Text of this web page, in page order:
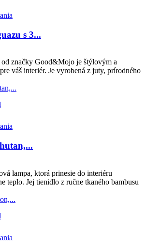
s 3...
od značky Good&Mojo je štýlovým a
váš interiér. Je vyrobená z juty, prírodného
lampa, ktorá prinesie do interiéru
teplo. Jej tienidlo z ručne tkaného bambusu